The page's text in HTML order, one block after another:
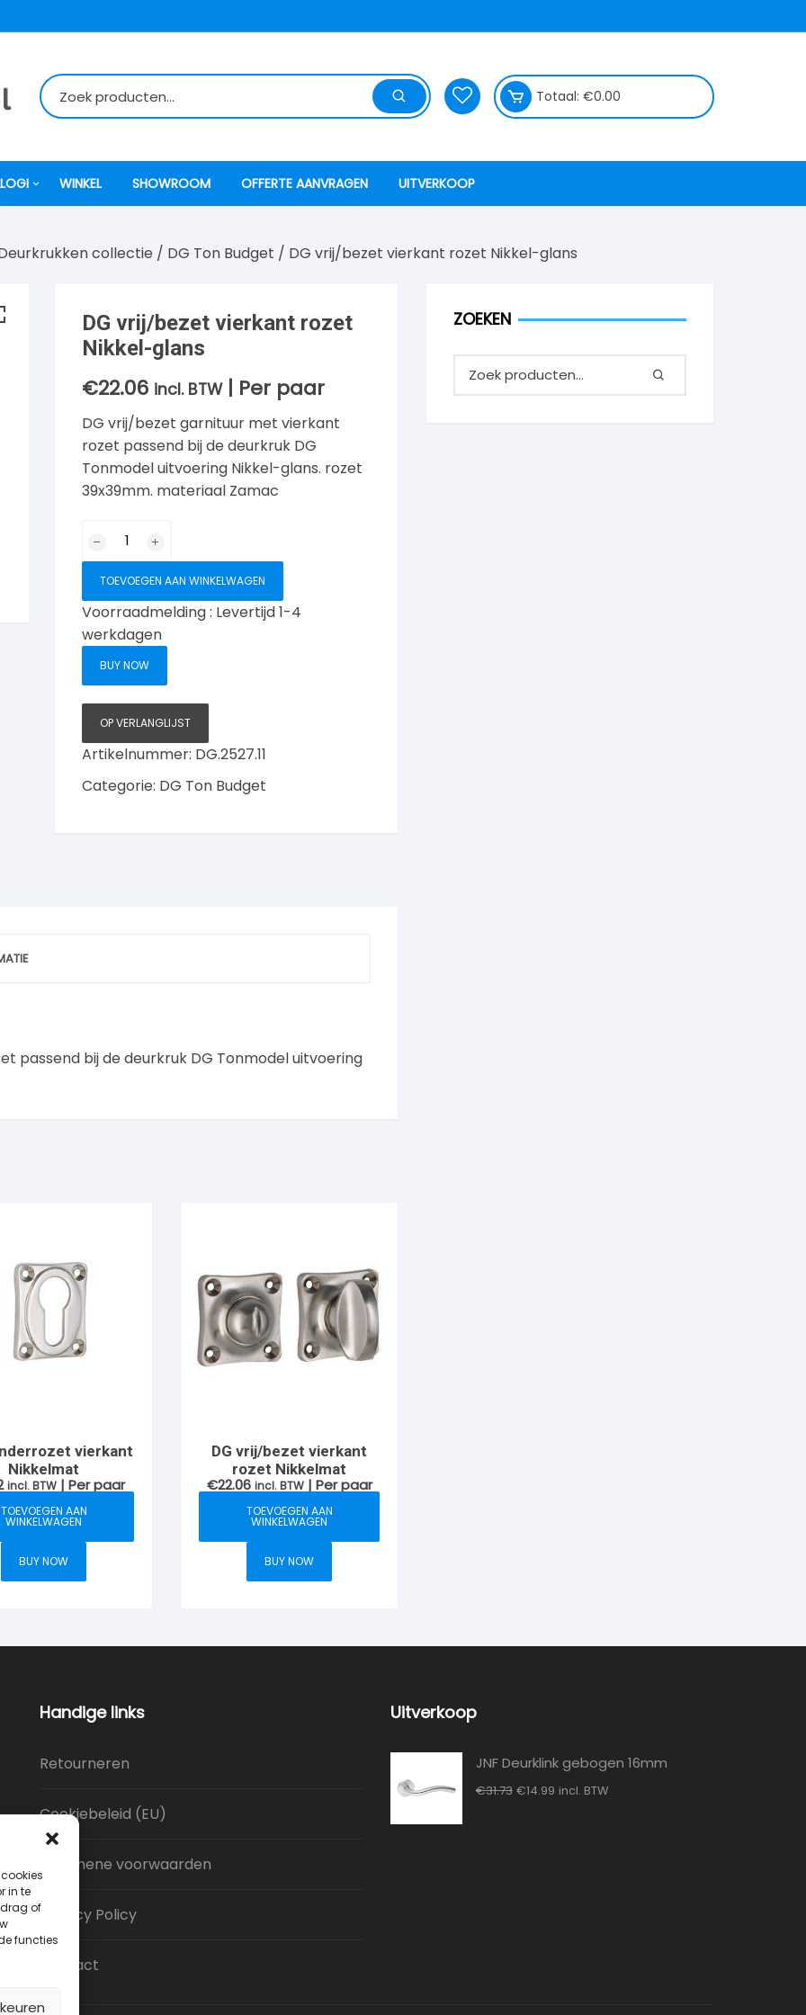
in te
of
functies
Totaal: €0.00
WINKEL SHOWROOM OFFERTE AANVRAGEN UITVERKOOP
collectie / DG Ton Budget / DG vrij/bezet vierkant rozet Nikkel-glans
DG vrij/bezet vierkant rozet
Nikkel-glans
€22.06 incl. BTW | Per paar
DG vrij/bezet garnituur met vierkant
rozet passend bij de deurkruk DG
Tonmodel uitvoering Nikkel-glans. rozet
39x39mm. materiaal Zamac
vrij/bezet
vierkant
Nikkel-
glans
aantal
TOEVOEGEN AAN WINKELWAGEN
Voorraadmelding : Levertijd 1-4
werkdagen
BUY NOW
OP VERLANGLIJST
Artikelnummer: DG.2527.11
Categorie: DG Ton Budget
passend bij de deurkruk DG Tonmodel uitvoering
vierkant
Nikkelmat
incl. BTW | Per paar
TOEVOEGEN AAN
WINKELWAGEN
BUY NOW
DG vrij/bezet vierkant
rozet Nikkelmat
€22.06 incl. BTW | Per paar
TOEVOEGEN AAN
WINKELWAGEN
BUY NOW
ZOEKEN
Handige links
Retourneren
Cookiebeleid (EU)
Algemene voorwaarden
Privacy Policy
Contact
Uitverkoop
JNF Deurklink gebogen 16mm
€31.73 Oorspronkelijke
€14.99Huidige
incl. BTW